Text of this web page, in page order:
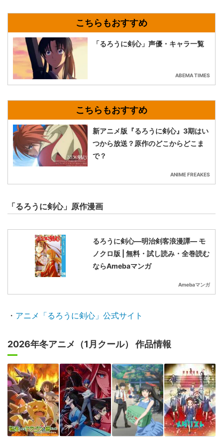
「るろうに剣心」声優・キャラ一覧
ABEMA TIMES
新アニメ版『るろうに剣心』3期はい
つから放送？原作のどこからどこま
で？
ANIME FREAKES
「るろうに剣心」原作漫画
るろうに剣心―明治剣客浪漫譚― モ
ノクロ版 | 無料・試し読み・全巻読む
ならAmebaマンガ
Amebaマンガ
・ アニメ「るろうに剣心」公式サイト
2026年冬アニメ（1月クール） 作品情報